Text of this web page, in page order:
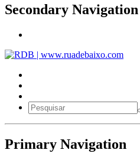
Secondary Navigation
Primary Navigation